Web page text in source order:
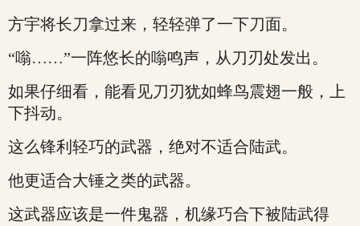
方宇将长刀拿过来，轻轻弹了一下刀面。
“嗡……”一阵悠长的嗡鸣声，从刀刃处发出。
如果仔细看，能看见刀刃犹如蜂鸟震翅一般，上
下抖动。
这么锋利轻巧的武器，绝对不适合陆武。
他更适合大锤之类的武器。
这武器应该是一件鬼器，机缘巧合下被陆武得